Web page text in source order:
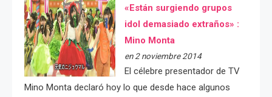
«Están surgiendo grupos
idol demasiado extraños» :
Mino Monta
en 2 noviembre 2014
El célebre presentador de TV
Mino Monta declaró hoy lo que desde hace algunos